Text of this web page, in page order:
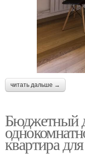
читать дальше →
Бюджетный
квартира